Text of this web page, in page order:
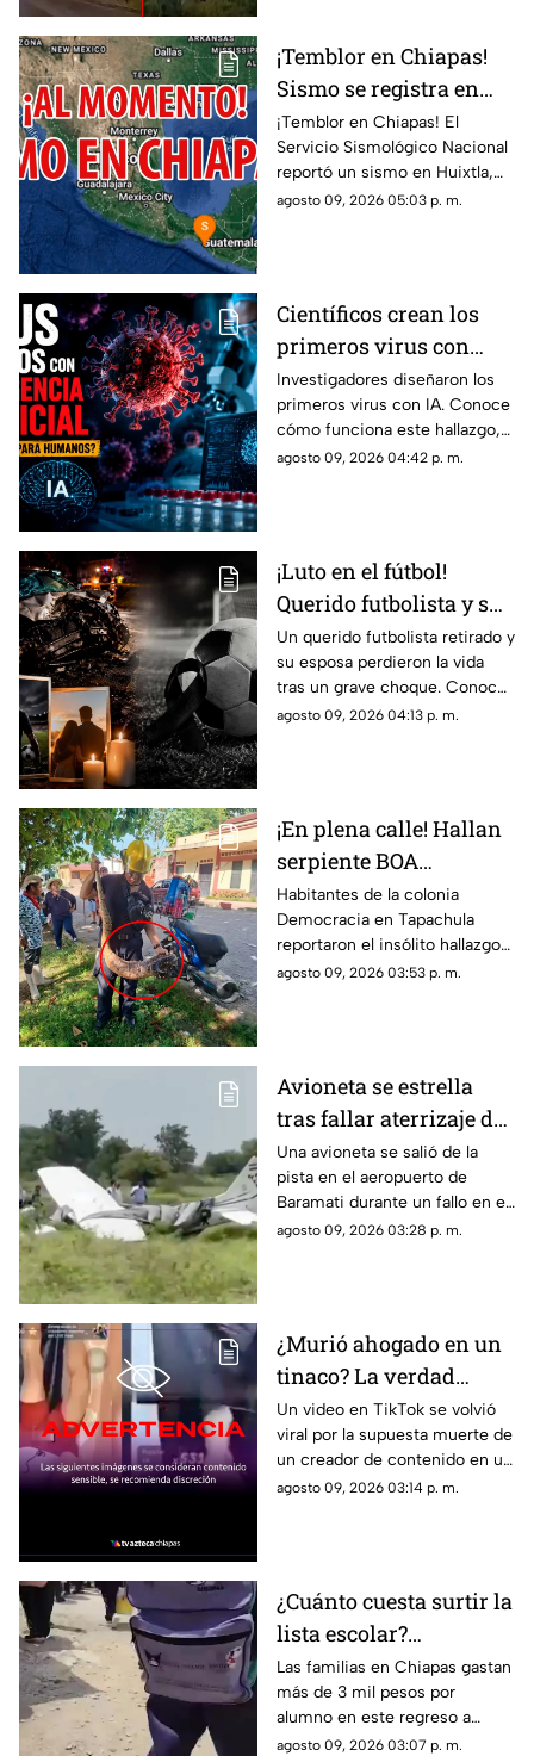
¡Temblor en Chiapas!
Sismo se registra en
Huixtla HOY: epicentro
y magnitud
¡Temblor en Chiapas! El
Servicio Sismológico Nacional
reportó un sismo en Huixtla,
Chiapas. Aquí te contamos
agosto 09, 2026 05:03 p. m.
Científicos crean los
primeros virus con
Inteligencia Artificial
(IA); ¿son peligrosos?
Investigadores diseñaron los
primeros virus con IA. Conoce
cómo funciona este hallazgo,
en qué consiste y si existen
agosto 09, 2026 04:42 p. m.
¡Luto en el fútbol!
Querido futbolista y su
esposa fallecen en
fuerte accidente
vehicular
Un querido futbolista retirado y
su esposa perdieron la vida
tras un grave choque. Conoce
los detalles del accidente y las
agosto 09, 2026 04:13 p. m.
¡En plena calle! Hallan
serpiente BOA
constrictor en
Tapachula, Chiapas
Habitantes de la colonia
Democracia en Tapachula
reportaron el insólito hallazgo
de una boa de gran tamaño en
agosto 09, 2026 03:53 p. m.
Avioneta se estrella
tras fallar aterrizaje de
emergencia en India
(VIDEOS)
Una avioneta se salió de la
pista en el aeropuerto de
Baramati durante un fallo en el
aterrizaje, por lo que terminó
agosto 09, 2026 03:28 p. m.
¿Murió ahogado en un
tinaco? La verdad
detrás del VIDEO de
influencer haciendo
reto viral
Un video en TikTok se volvió
viral por la supuesta muerte de
un creador de contenido en un
tinaco de agua, luego de que
agosto 09, 2026 03:14 p. m.
¿Cuánto cuesta surtir la
lista escolar?
Chiapanecos gastan
más de 3 mil pesos por
alumno
Las familias en Chiapas gastan
más de 3 mil pesos por
alumno en este regreso a
clases. Descubre cómo
agosto 09, 2026 03:07 p. m.